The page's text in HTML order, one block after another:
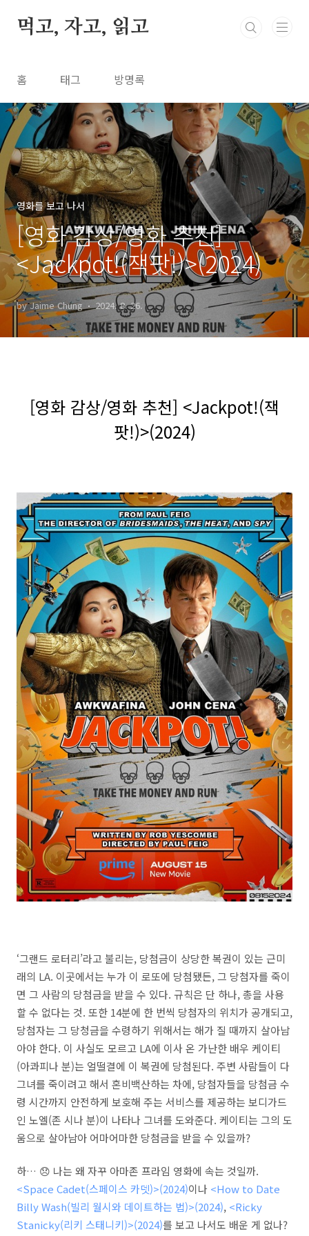
먹고, 자고, 읽고
홈 태그 방명록
영화를 보고 나서
[영화 감상/영화 추천]
<Jackpot!(잭팟!)>(2024)
by Jaime Chung 2024. 8. 26.
[영화 감상/영화 추천] <Jackpot!(잭
팟!)>(2024)
‘그랜드 로터리’라고 불리는, 당첨금이 상당한 복권이 있는 근미
래의 LA. 이곳에서는 누가 이 로또에 당첨됐든, 그 당첨자를 죽이
면 그 사람의 당첨금을 받을 수 있다. 규칙은 단 하나, 총을 사용
할 수 없다는 것. 또한 14분에 한 번씩 당첨자의 위치가 공개되고,
당첨자는 그 당청금을 수령하기 위해서는 해가 질 때까지 살아남
아야 한다. 이 사실도 모르고 LA에 이사 온 가난한 배우 케이티
(아콰피나 분)는 얼떨결에 이 복권에 당첨된다. 주변 사람들이 다
그녀를 죽이려고 해서 혼비백산하는 차에, 당첨자들을 당첨금 수
령 시간까지 안전하게 보호해 주는 서비스를 제공하는 보디가드
인 노엘(존 시나 분)이 나타나 그녀를 도와준다. 케이티는 그의 도
움으로 살아남아 어마어마한 당첨금을 받을 수 있을까?
하… 😞 나는 왜 자꾸 아마존 프라임 영화에 속는 것일까.
<Space Cadet(스페이스 카뎃)>(2024)이나 <How to Date
Billy Wash(빌리 월시와 데이트하는 법)>(2024), <Ricky
Stanicky(리키 스태니키)>(2024)를 보고 나서도 배운 게 없나?